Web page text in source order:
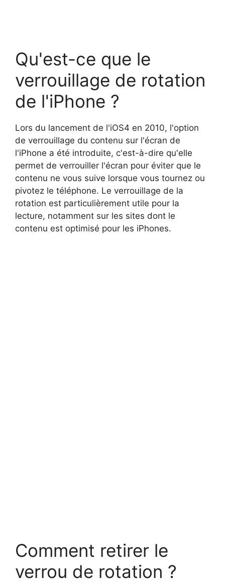
Qu'est-ce que le
verrouillage de rotation
de l'iPhone ?
Lors du lancement de l'iOS4 en 2010, l'option
de verrouillage du contenu sur l'écran de
l'iPhone a été introduite, c'est-à-dire qu'elle
permet de verrouiller l'écran pour éviter que le
contenu ne vous suive lorsque vous tournez ou
pivotez le téléphone. Le verrouillage de la
rotation est particulièrement utile pour la
lecture, notamment sur les sites dont le
contenu est optimisé pour les iPhones.
Comment retirer le
verrou de rotation ?